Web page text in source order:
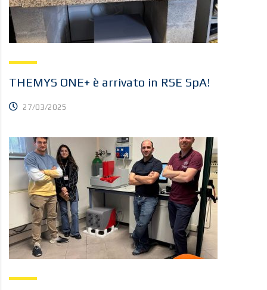
THEMYS ONE+ è arrivato in RSE SpA!
27/03/2025